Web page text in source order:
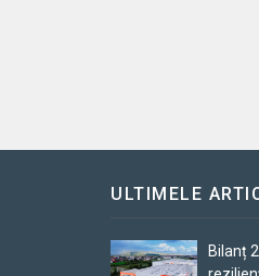
ULTIMELE
Bilanț